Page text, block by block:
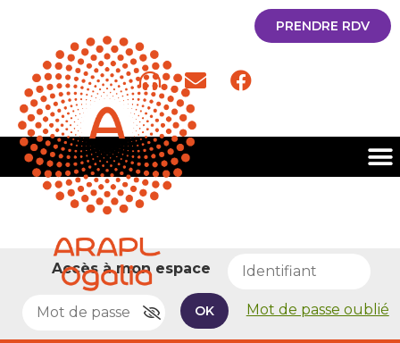
PRENDRE RDV
Accès à mon espace
OK Mot de passe oublié